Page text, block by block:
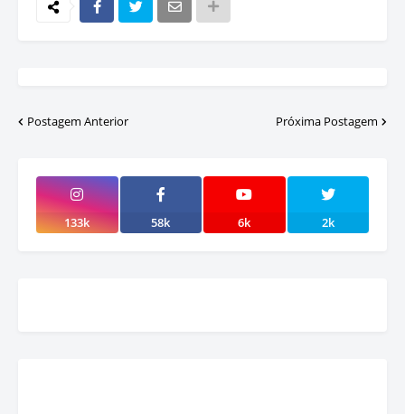
Postagem Anterior Próxima Postagem
133k 58k 6k 2k